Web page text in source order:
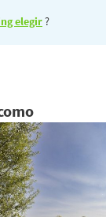
elegir?